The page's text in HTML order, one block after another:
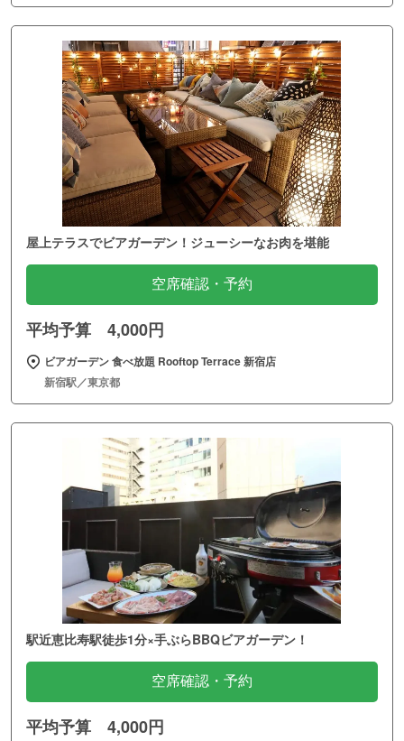
屋上テラスでビアガーデン！ジューシーなお肉を堪能
空席確認・予約
平均予算 4,000円
ビアガーデン 食べ放題 Rooftop Terrace 新宿店
新宿駅／東京都
駅近恵比寿駅徒歩1分×手ぶらBBQビアガーデン！
空席確認・予約
平均予算 4,000円